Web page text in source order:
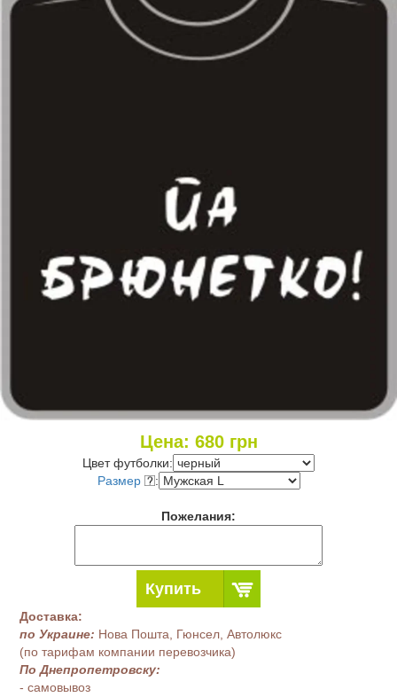
Цена: 680грн
Цвет футболки:
Размер
:
Пожелания:
Купить
Доставка:
по Украине: Нова Пошта, Гюнсел, Автолюкс
(по тарифам компании перевозчика)
По Днепропетровску:
- самовывоз